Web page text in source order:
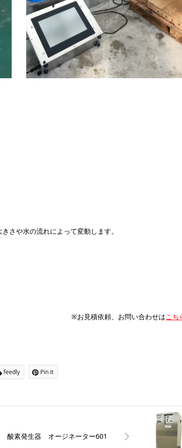
や水の流れによって変動します。
※お見積依頼、お問い合わせはこち
feedly Pin it
酸素発生器 オージネーター601